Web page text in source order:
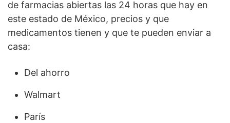
de farmacias abiertas las 24 horas que hay en
este estado de México, precios y que
medicamentos tienen y que te pueden enviar a
casa:
Del ahorro
Walmart
París